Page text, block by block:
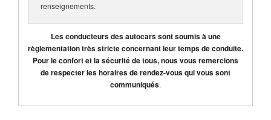
renseignements.
Les conducteurs des autocars sont soumis à une
règlementation très stricte concernant leur temps de conduite.
Pour le confort et la sécurité de tous, nous vous remercions
de respecter les horaires de rendez-vous qui vous sont
communiqués.